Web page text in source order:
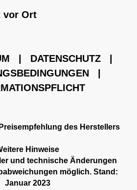
vor Ort
DATENSCHUTZ
des Herstellers
Hinweise
und technische Änderungen
möglich. Stand:
Januar 2023